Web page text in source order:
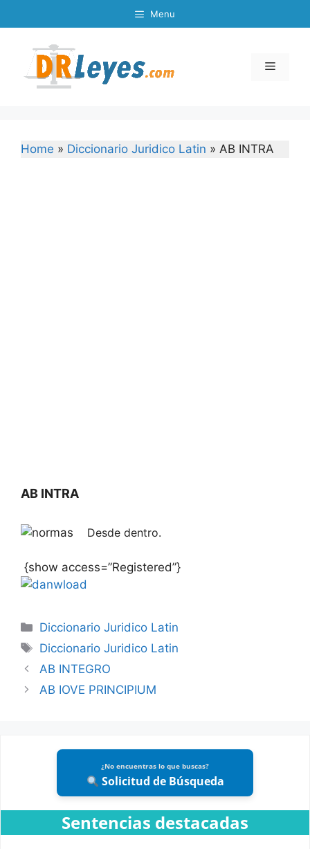
to
Menu
Menu
Home » Diccionario Juridico Latin » AB INTRA
AB INTRA
Desde dentro.
{show access=”Registered”}
Categories
Diccionario Juridico Latin
Tags
Diccionario Juridico Latin
AB INTEGRO
AB IOVE PRINCIPIUM
¿No encuentras lo que buscas?
Solicitud de Búsqueda
Sentencias destacadas